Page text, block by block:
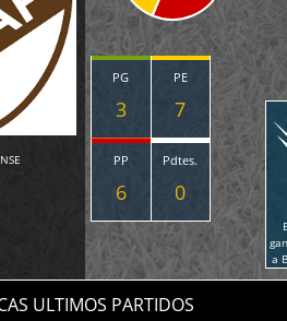
PG
3
PE
7
PP
6
Pdtes.
0
a
ULTIMOS PARTIDOS